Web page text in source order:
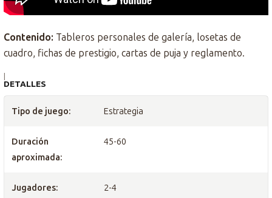
Contenido: Tableros personales de galería, losetas de
cuadro, fichas de prestigio, cartas de puja y reglamento.
|
DETALLES
Tipo de juego: Estrategia
Duración
aproximada:
45-60
Jugadores: 2-4